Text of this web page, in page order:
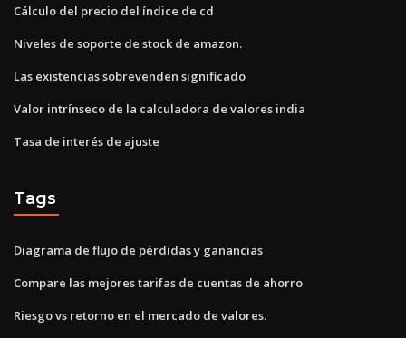
Cálculo del precio del índice de cd
Niveles de soporte de stock de amazon.
Las existencias sobrevenden significado
Valor intrínseco de la calculadora de valores india
Tasa de interés de ajuste
Tags
Diagrama de flujo de pérdidas y ganancias
Compare las mejores tarifas de cuentas de ahorro
Riesgo vs retorno en el mercado de valores.